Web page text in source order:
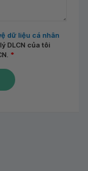
dữ liệu cá nhân
DLCN của tôi
*